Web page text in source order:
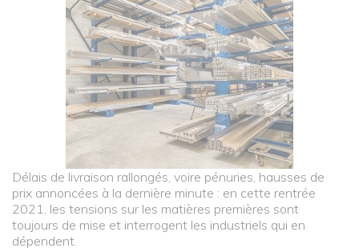
Délais de livraison rallongés, voire pénuries, hausses de
prix annoncées à la dernière minute : en cette rentrée
2021, les tensions sur les matières premières sont
toujours de mise et interrogent les industriels qui en
dépendent.